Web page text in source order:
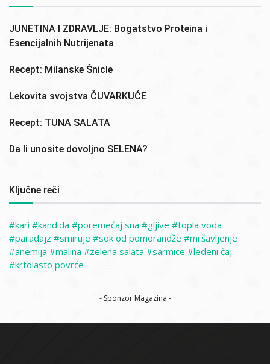
JUNETINA I ZDRAVLJE: Bogatstvo Proteina i
Esencijalnih Nutrijenata
Recept: Milanske Šnicle
Lekovita svojstva ČUVARKUĆE
Recept: TUNA SALATA
Da li unosite dovoljno SELENA?
Ključne reči
kari kandida poremećaj sna gljive
topla voda
paradajz
smiruje sok od pomorandže
mršavljenje
anemija
malina zelena salata sarmice
ledeni čaj
krtolasto povrće
- Sponzor Magazina -